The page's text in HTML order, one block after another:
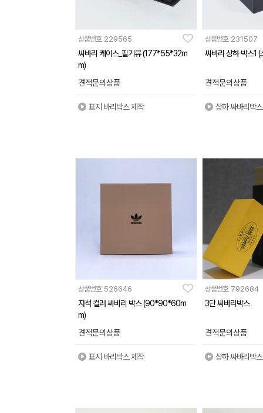
상품번호 229565
싸바리 케이스_필기류 (177*55*32m
m)
견적문의상품
표지 바리박스 제작
상품번호 231507
싸바리 상하 박스1 (
견적문의상품
상하 싸바리박
상품번호 526646
자석 컬러 싸바리 박스 (90*90*60m
m)
견적문의상품
표지 바리박스 제작
상품번호 792684
3단 싸바리박스
견적문의상품
상하 싸바리박